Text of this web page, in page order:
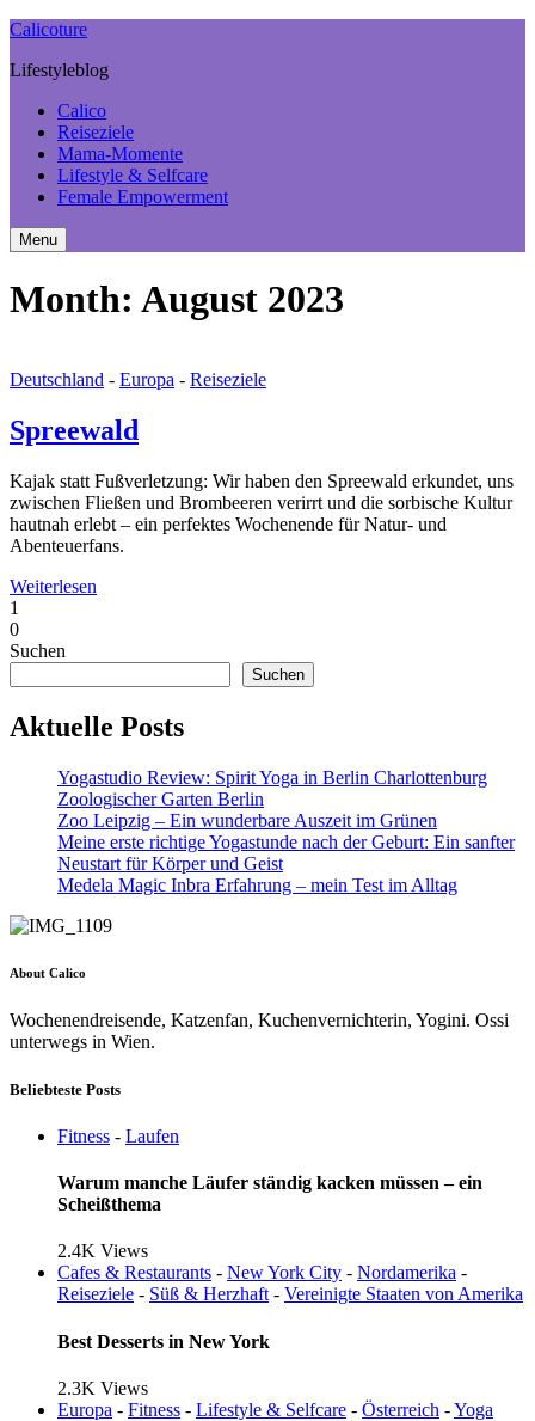
Calicoture
Lifestyleblog
Calico
Reiseziele
Mama-Momente
Lifestyle & Selfcare
Female Empowerment
Menu
Month: August 2023
Deutschland - Europa - Reiseziele
Spreewald
Kajak statt Fußverletzung: Wir haben den Spreewald erkundet, uns
zwischen Fließen und Brombeeren verirrt und die sorbische Kultur
hautnah erlebt – ein perfektes Wochenende für Natur- und
Abenteuerfans.
Weiterlesen
1
0
Suchen
Suchen
Aktuelle Posts
Yogastudio Review: Spirit Yoga in Berlin Charlottenburg
Zoologischer Garten Berlin
Zoo Leipzig – Ein wunderbare Auszeit im Grünen
Meine erste richtige Yogastunde nach der Geburt: Ein sanfter
Neustart für Körper und Geist
Medela Magic Inbra Erfahrung – mein Test im Alltag
About Calico
Wochenendreisende, Katzenfan, Kuchenvernichterin, Yogini. Ossi
unterwegs in Wien.
Beliebteste Posts
Fitness - Laufen
Warum manche Läufer ständig kacken müssen – ein
Scheißthema
2.4K Views
Cafes & Restaurants - New York City - Nordamerika -
Reiseziele - Süß & Herzhaft - Vereinigte Staaten von Amerika
Best Desserts in New York
2.3K Views
Europa - Fitness - Lifestyle & Selfcare - Österreich -Yoga